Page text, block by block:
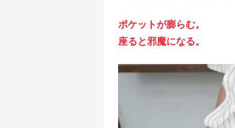
ポケットが膨らむ。
座ると邪魔になる。